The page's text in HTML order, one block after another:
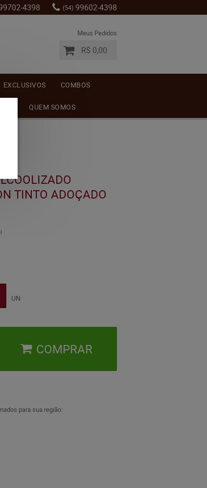
4398 (54) 99602-4398
Meus Pedidos
R$ 0,00
EXCLUSIVOS COMBOS
QUEM SOMOS
TINTO ADOÇADO
UN
COMPRAR
para sua região: